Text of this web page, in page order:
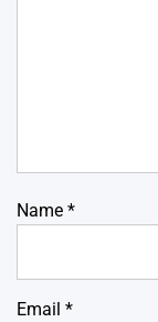
Name *
Email *